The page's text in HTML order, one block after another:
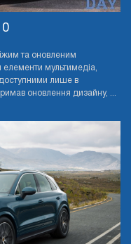
та оновленим
мультимедіа,
доступними лише в
оновлення дизайну, ...